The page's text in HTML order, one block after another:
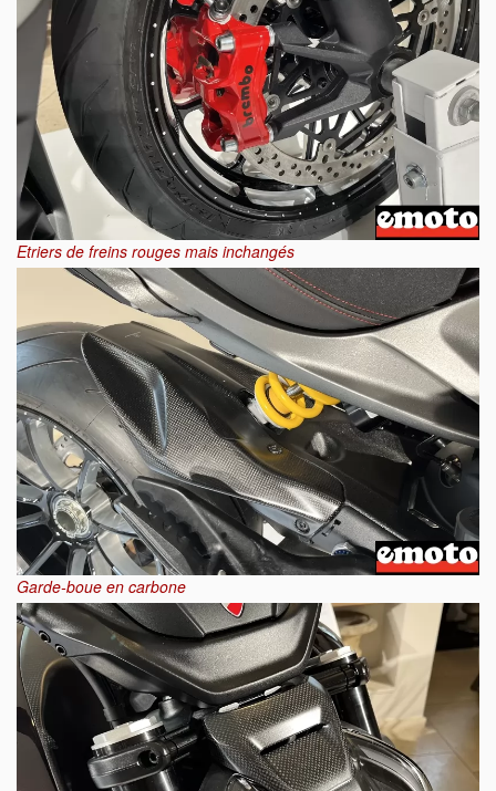
Etriers de freins rouges mais inchangés
Garde-boue en carbone